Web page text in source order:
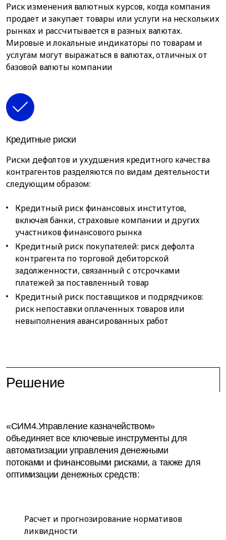
Риск изменения валютных курсов, когда компания
продает и закупает товары или услуги на нескольких
рынках и рассчитывается в разных валютах.
Мировые и локальные индикаторы по товарам и
услугам могут выражаться в валютах, отличных от
базовой валюты компании
Кредитные риски
Риски дефолтов и ухудшения кредитного качества
контрагентов разделяются по видам деятельности
следующим образом:
Кредитный риск финансовых институтов,
включая банки, страховые компании и других
участников финансового рынка
Кредитный риск покупателей: риск дефолта
контрагента по торговой дебиторской
задолженности, связанный с отсрочками
платежей за поставленный товар
Кредитный риск поставщиков и подрядчиков:
риск непоставки оплаченных товаров или
невыполнения авансированных работ
Решение
«СИМ4.Управление казначейством»
объединяет все ключевые инструменты для
автоматизации управления денежными
потоками и финансовыми рисками, а также для
оптимизации денежных средств:
Расчет и прогнозирование нормативов
ликвидности